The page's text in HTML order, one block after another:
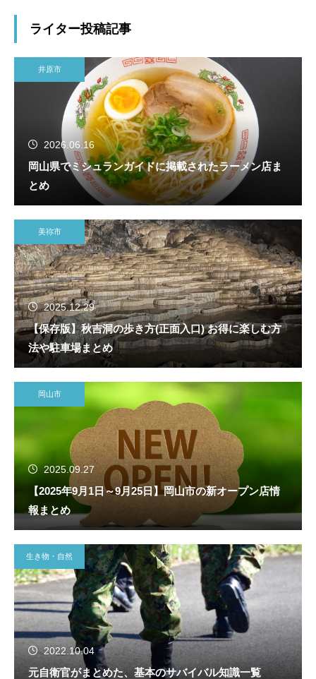
ライター投稿記事
井原市
2026.06.16
岡山県でミシュランガイドに掲載されたラーメン店ま
とめ
美祢市
2025.12.29
【保存版】秋吉洞の歩き方(正面入口) お得に楽しむ方
法や駐車場まとめ
岡山市
2025.09.27
【2025年9月1日～9月25日】岡山市の新オープン店情
報まとめ
生き物・自然
2022.10.04
元自衛官がまとめた、基本のサバイバル知識一覧